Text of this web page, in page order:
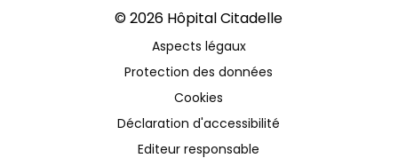
© 2026 Hôpital Citadelle
Aspects légaux
Protection des données
Cookies
Déclaration d'accessibilité
Editeur responsable